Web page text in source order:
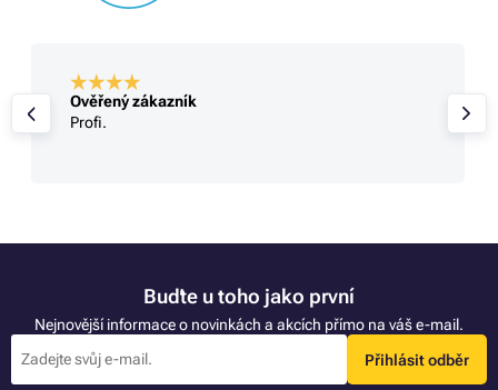
Ověřený zákazník
Profi.
Buďte u toho jako první
Nejnovější informace o novinkách a akcích přímo na váš e-mail.
Přihlásit odběr